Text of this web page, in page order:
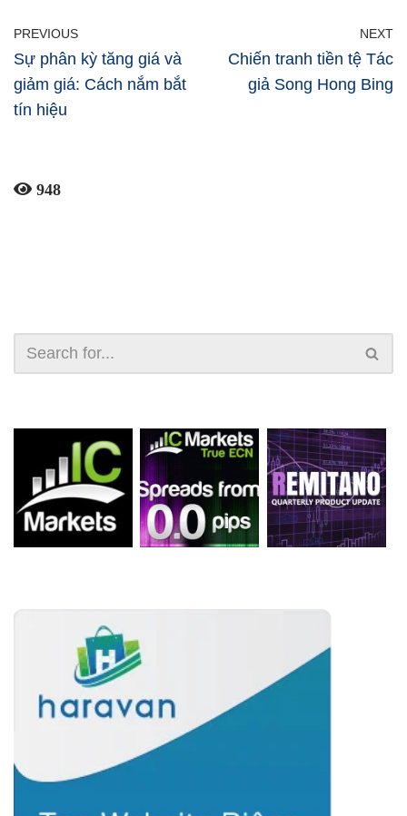
PREVIOUS
Sự phân kỳ tăng giá và
giảm giá: Cách nắm bắt
tín hiệu
NEXT
Chiến tranh tiền tệ Tác
giả Song Hong Bing
948